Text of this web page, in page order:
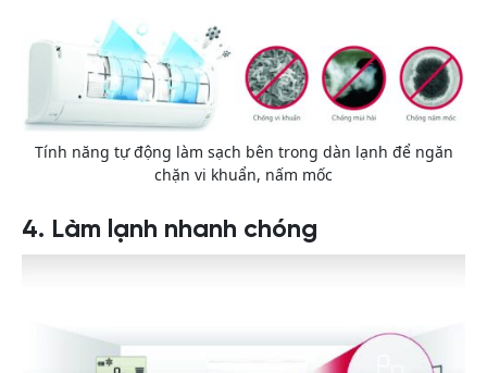
Tính năng tự động làm sạch bên trong dàn lạnh để ngăn
chặn vi khuẩn, nấm mốc
4. Làm lạnh nhanh chóng